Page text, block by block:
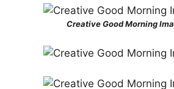
Creative Good Morning